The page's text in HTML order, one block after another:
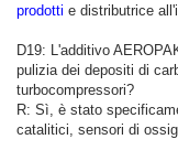
prodotti e distributrice
D19: L'additivo
pulizia dei depositi di
turbocompressori?
R: Sì, è stato
catalitici, sensori di